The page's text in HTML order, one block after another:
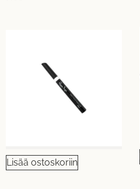
Lisää ostoskoriin